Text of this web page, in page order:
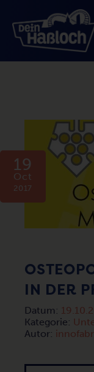
19
Oct
2017
IN DER
Datum:
Kategorie:
Autor: